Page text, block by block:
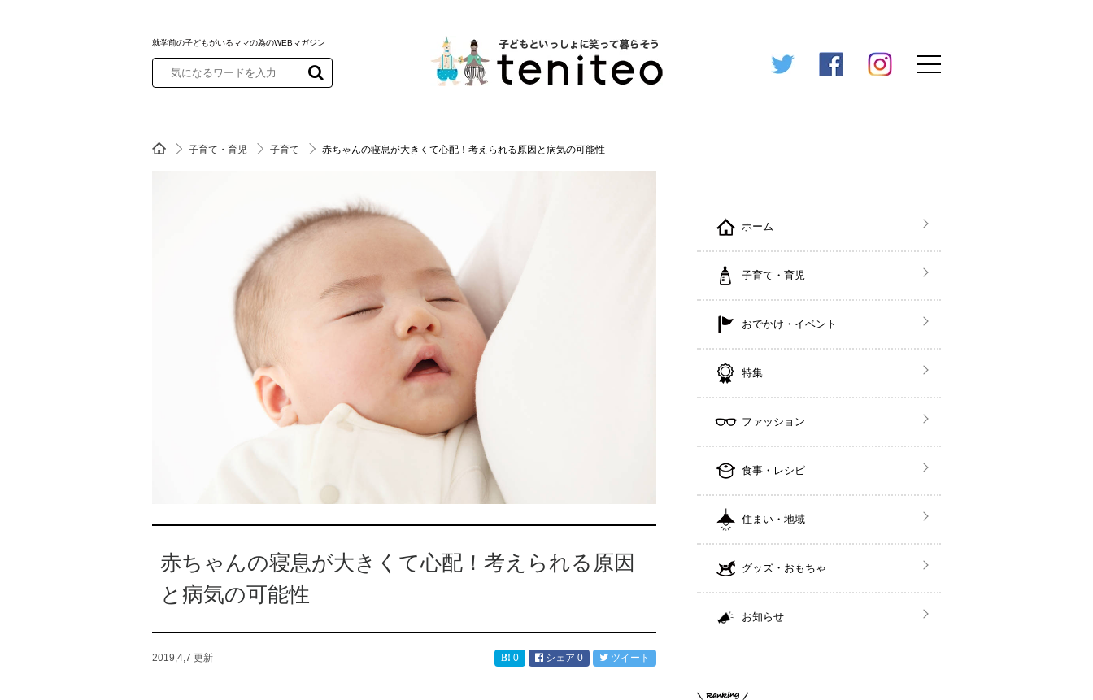
就学前の子どもがいるママの為のWEBマガジン
子育て・育児 子育て 赤ちゃんの寝息が大きくて心配！考えられる原因と病気の可能性
赤ちゃんの寝息が大きくて心配！考えられる原因
と病気の可能性
2019,4,7 更新 0 シェア 0 ツイート
ホーム
子育て・育児
おでかけ・イベント
特集
ファッション
食事・レシピ
住まい・地域
グッズ・おもちゃ
お知らせ